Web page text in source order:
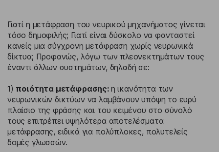
Γιατί η μετάφραση του νευρικού μηχανήματος γίνεται
τόσο δημοφιλής; Γιατί είναι δύσκολο να φανταστεί
κανείς μια σύγχρονη μετάφραση χωρίς νευρωνικά
δίκτυα; Προφανώς, λόγω των πλεονεκτημάτων τους
έναντι άλλων συστημάτων, δηλαδή σε:
1) ποιότητα μετάφρασης: η ικανότητα των
νευρωνικών δικτύων να λαμβάνουν υπόψη το ευρύ
πλαίσιο της φράσης και του κειμένου στο σύνολό
τους επιτρέπει υψηλότερα αποτελέσματα
μετάφρασης, ειδικά για πολύπλοκες, πολυτελείς
δομές γλωσσών.